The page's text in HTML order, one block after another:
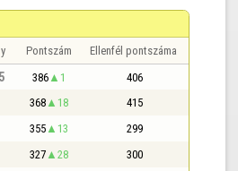
Pontszám Ellenfél pontszáma
386 1
406
368
18
415
355
13
299
327
28
300